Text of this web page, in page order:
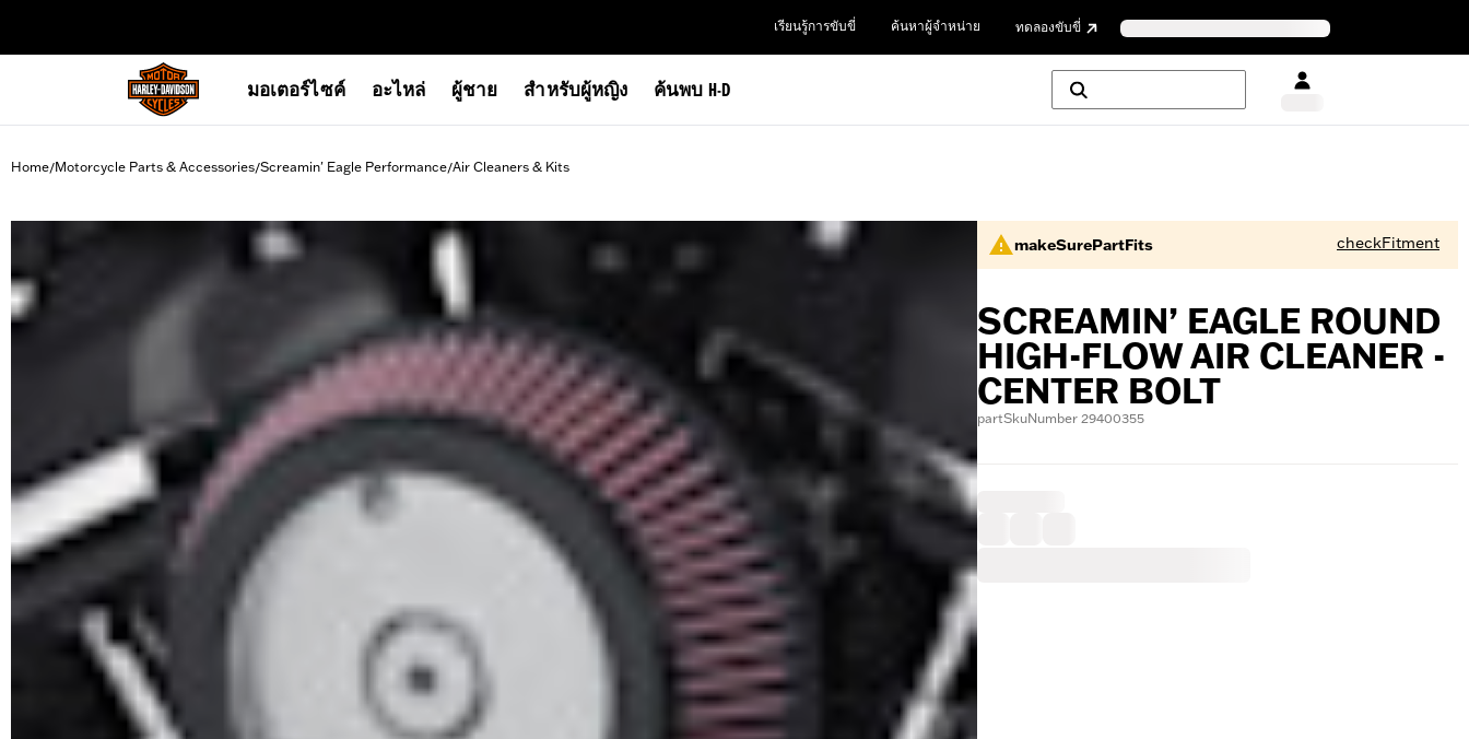
เรียนรู้การขับขี่ ค้นหาผู้จำหน่าย ทดลองขับขี่
มอเตอร์ไซค์ อะไหล่ ผู้ชาย สำหรับผู้หญิง ค้นพบ H-D
Home/Motorcycle Parts & Accessories/Screamin' Eagle Performance/Air Cleaners & Kits
makeSurePartFits checkFitment
SCREAMIN’ EAGLE ROUND
HIGH-FLOW AIR CLEANER -
CENTER BOLT
partSkuNumber 29400355